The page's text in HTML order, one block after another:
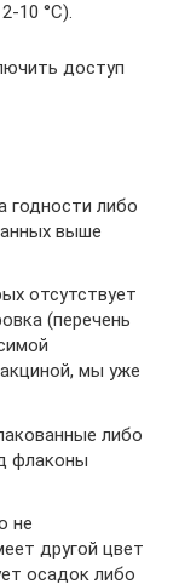
10 °С).
доступ
годности либо
выше
отсутствует
(перечень
мы уже
либо
флаконы
не
другой цвет
осадок либо